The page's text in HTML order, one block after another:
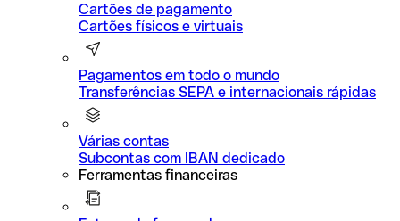
Cartões de pagamento
Cartões físicos e virtuais
Pagamentos em todo o mundo
Transferências SEPA e internacionais rápidas
Várias contas
Subcontas com IBAN dedicado
Ferramentas financeiras